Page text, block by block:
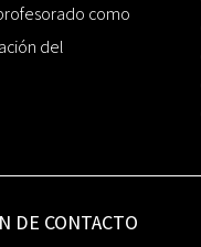
como
del
DE CONTACTO